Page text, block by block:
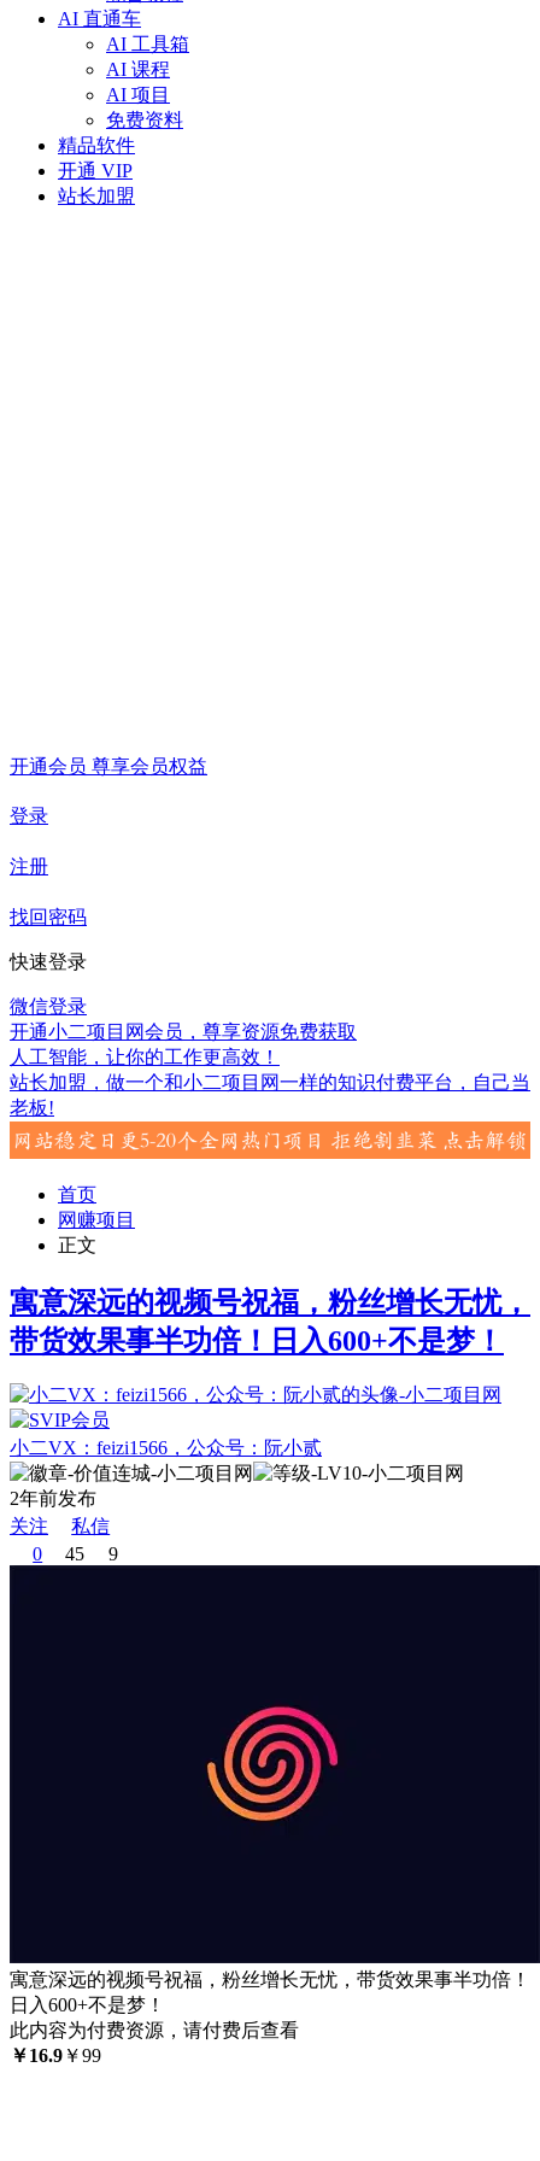
AI 直通车
AI 工具箱
AI 课程
AI 项目
免费资料
精品软件
开通 VIP
站长加盟
开通会员 尊享会员权益
登录
注册
找回密码
快速登录
微信登录
开通小二项目网会员，尊享资源免费获取
人工智能，让你的工作更高效！
站长加盟，做一个和小二项目网一样的知识付费平台，自己当
老板!
首页
网赚项目
正文
寓意深远的视频号祝福，粉丝增长无忧，
带货效果事半功倍！日入600+不是梦！
小二VX：feizi1566，公众号：阮小贰
2年前发布
关注
私信
0
45 9
寓意深远的视频号祝福，粉丝增长无忧，带货效果事半功倍！
日入600+不是梦！
此内容为付费资源，请付费后查看
￥16.9 ￥99